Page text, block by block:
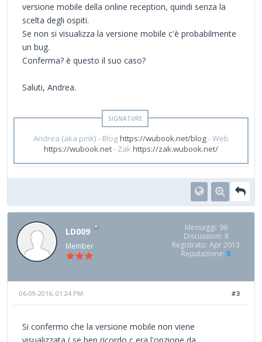
versione mobile della online reception, quindi senza la
scelta degli ospiti.
Se non si visualizza la versione mobile c'è probabilmente
un bug.
Conferma? è questo il suo caso?
Saluti, Andrea.
Andrea (aka pink) - Bloghttps://wubook.net/blog- Web
https://wubook.net- Zakhttps://zak.wubook.net/
LD009
Member
Messaggi: 96
Discussioni: 8
Registrato: Apr 2013
Reputazione: 0
#3
06-09-2016, 01:24 PM
Si confermo che la versione mobile non viene